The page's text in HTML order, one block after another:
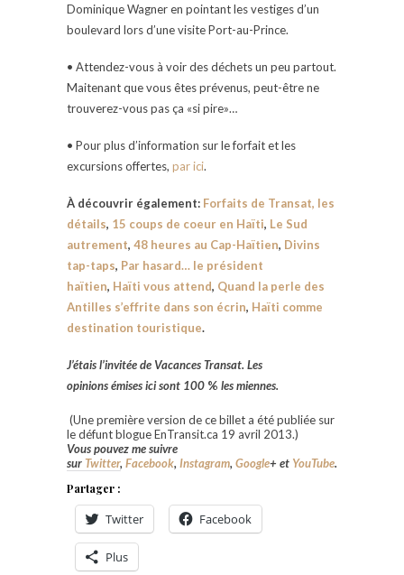
Dominique Wagner en pointant les vestiges d’un
boulevard lors d’une visite Port-au-Prince.
• Attendez-vous à voir des déchets un peu partout.
Maitenant que vous êtes prévenus, peut-être ne
trouverez-vous pas ça «si pire»…
• Pour plus d’information sur le forfait et les
excursions offertes, par ici.
À découvrir également: Forfaits de Transat, les
détails, 15 coups de coeur en Haïti, Le Sud
autrement, 48 heures au Cap-Haïtien, Divins
tap-taps, Par hasard… le président
haïtien, Haïti vous attend, Quand la perle des
Antilles s’effrite dans son écrin, Haïti comme
destination touristique.
J’étaisl’invitée de Vacances Transat. Les
opinionsémises ici sont 100 % les miennes.
(Une première version de ce billet a été publiée sur
le défunt blogue EnTransit.ca 19 avril 2013.)
Vous pouvez me suivre
sur Twitter, Facebook, Instagram, Google+ et YouTube.
Partager :
Twitter Facebook
Plus